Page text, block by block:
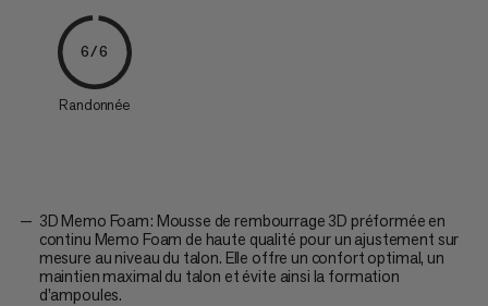
6/6
Randonnée
3D Memo Foam: Mousse de rembourrage 3D préformée en
continu Memo Foam de haute qualité pour un ajustement sur
mesure au niveau du talon. Elle offre un confort optimal, un
maintien maximal du talon et évite ainsi la formation
d’ampoules.